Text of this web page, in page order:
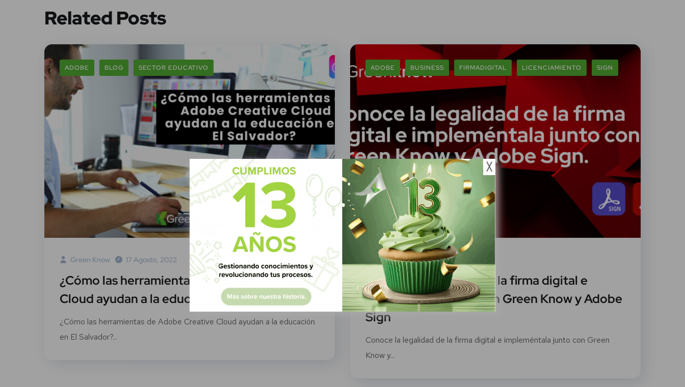
Related Posts
ADOBE BLOG SECTOR EDUCATIVO
Green Know 17 Agosto, 2022
¿Cómo las herramientas de Adobe Creative
Cloud ayudan a la educación en El Salvador?
¿Cómo las herramientas de Adobe Creative Cloud ayudan a la educación
en El Salvador?...
ADOBE BUSINESS FIRMADIGITAL LICENCIAMIENTO SIGN
Green Know 14 Febrero, 2022
Conoce la legalidad de la firma digital e
impleméntala junto con Green Know y Adobe
Sign
Conoce la legalidad de la firma digital e impleméntala junto con Green
Know y...
╳